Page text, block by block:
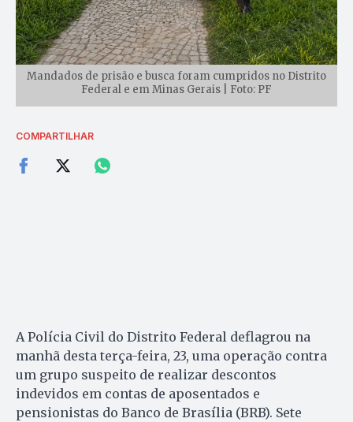
Mandados de prisão e busca foram cumpridos no Distrito
Federal e em Minas Gerais | Foto: PF
COMPARTILHAR
A Polícia Civil do Distrito Federal deflagrou na
manhã desta terça-feira, 23, uma operação contra
um grupo suspeito de realizar descontos
indevidos em contas de aposentados e
pensionistas do Banco de Brasília (BRB). Sete